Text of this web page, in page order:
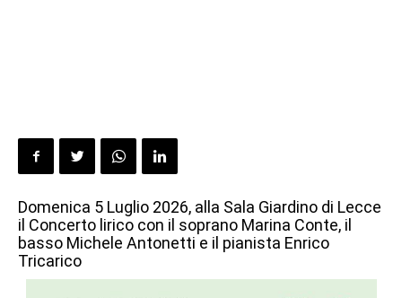
Domenica 5 Luglio 2026, alla Sala Giardino di Lecce
il Concerto lirico con il soprano Marina Conte, il
basso Michele Antonetti e il pianista Enrico
Tricarico